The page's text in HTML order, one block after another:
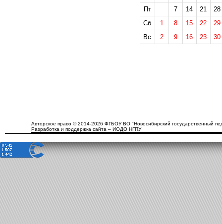
Пт
7 14 21
28
Сб
1 8 15 22
29
Вс
2 9 16 23 30
Авторское право © 2014-2026 ФГБОУ ВО "Новосибирский государственный
Разработка и поддержка сайта – ИОДО НГПУ